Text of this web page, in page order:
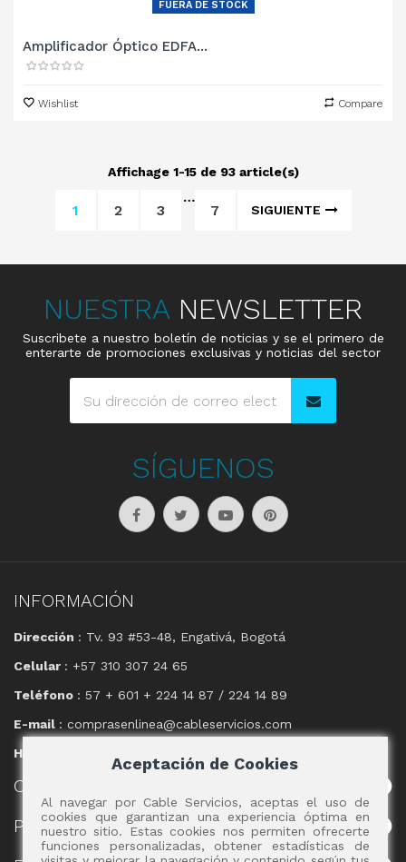
FUERA DE STOCK
Amplificador Óptico EDFA...
Wishlist Compare
Affichage 1-15 de 93 article(s)
1 2 3
…
7 SIGUIENTE
NUESTRA NEWSLETTER
Suscribete a nuestro boletín de noticias y se el primero de
enterarte de promociones exclusivas y noticias del sector
SÍGUENOS
INFORMACIÓN
Dirección : Tv. 93 #53-48, Engativá, Bogotá
Celular : +57 310 307 24 65
Teléfono : 57 + 601 + 224 14 87 / 224 14 89
E-mail : comprasenlinea@cableservicios.com
Horario
CABLE
POLÍTICAS
Aceptación de Cookies
Al navegar por Cable Servicios, aceptas el uso de
cookies que garantizan una experiencia óptima en
nuestro sitio. Estas cookies nos permiten ofrecerte
funciones personalizadas, obtener estadísticas de